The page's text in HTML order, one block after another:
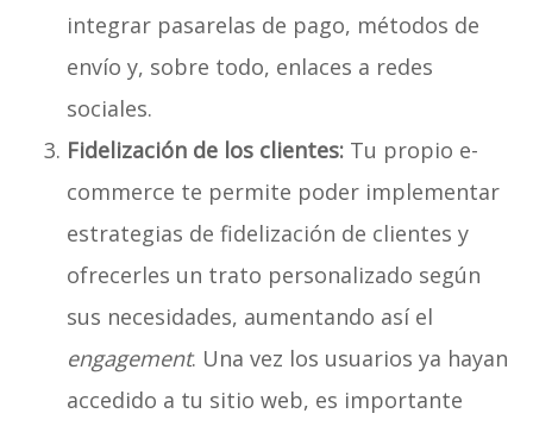
integrar pasarelas de pago, métodos de
envío y, sobre todo, enlaces a redes
sociales.
Fidelización de los clientes:Tu propio e-
commerce te permite poder implementar
estrategias de fidelización de clientes y
ofrecerles un trato personalizado según
sus necesidades, aumentando así el
engagement. Una vez los usuarios ya hayan
accedido a tu sitio web, es importante